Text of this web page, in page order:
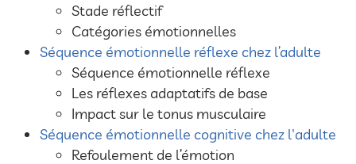
Stade réflectif
Catégories émotionnelles
Séquence émotionnelle réflexe chez l’adulte
Séquence émotionnelle réflexe
Les réflexes adaptatifs de base
Impact sur le tonus musculaire
Séquence émotionnelle cognitive chez l'adulte
Refoulement de l’émotion